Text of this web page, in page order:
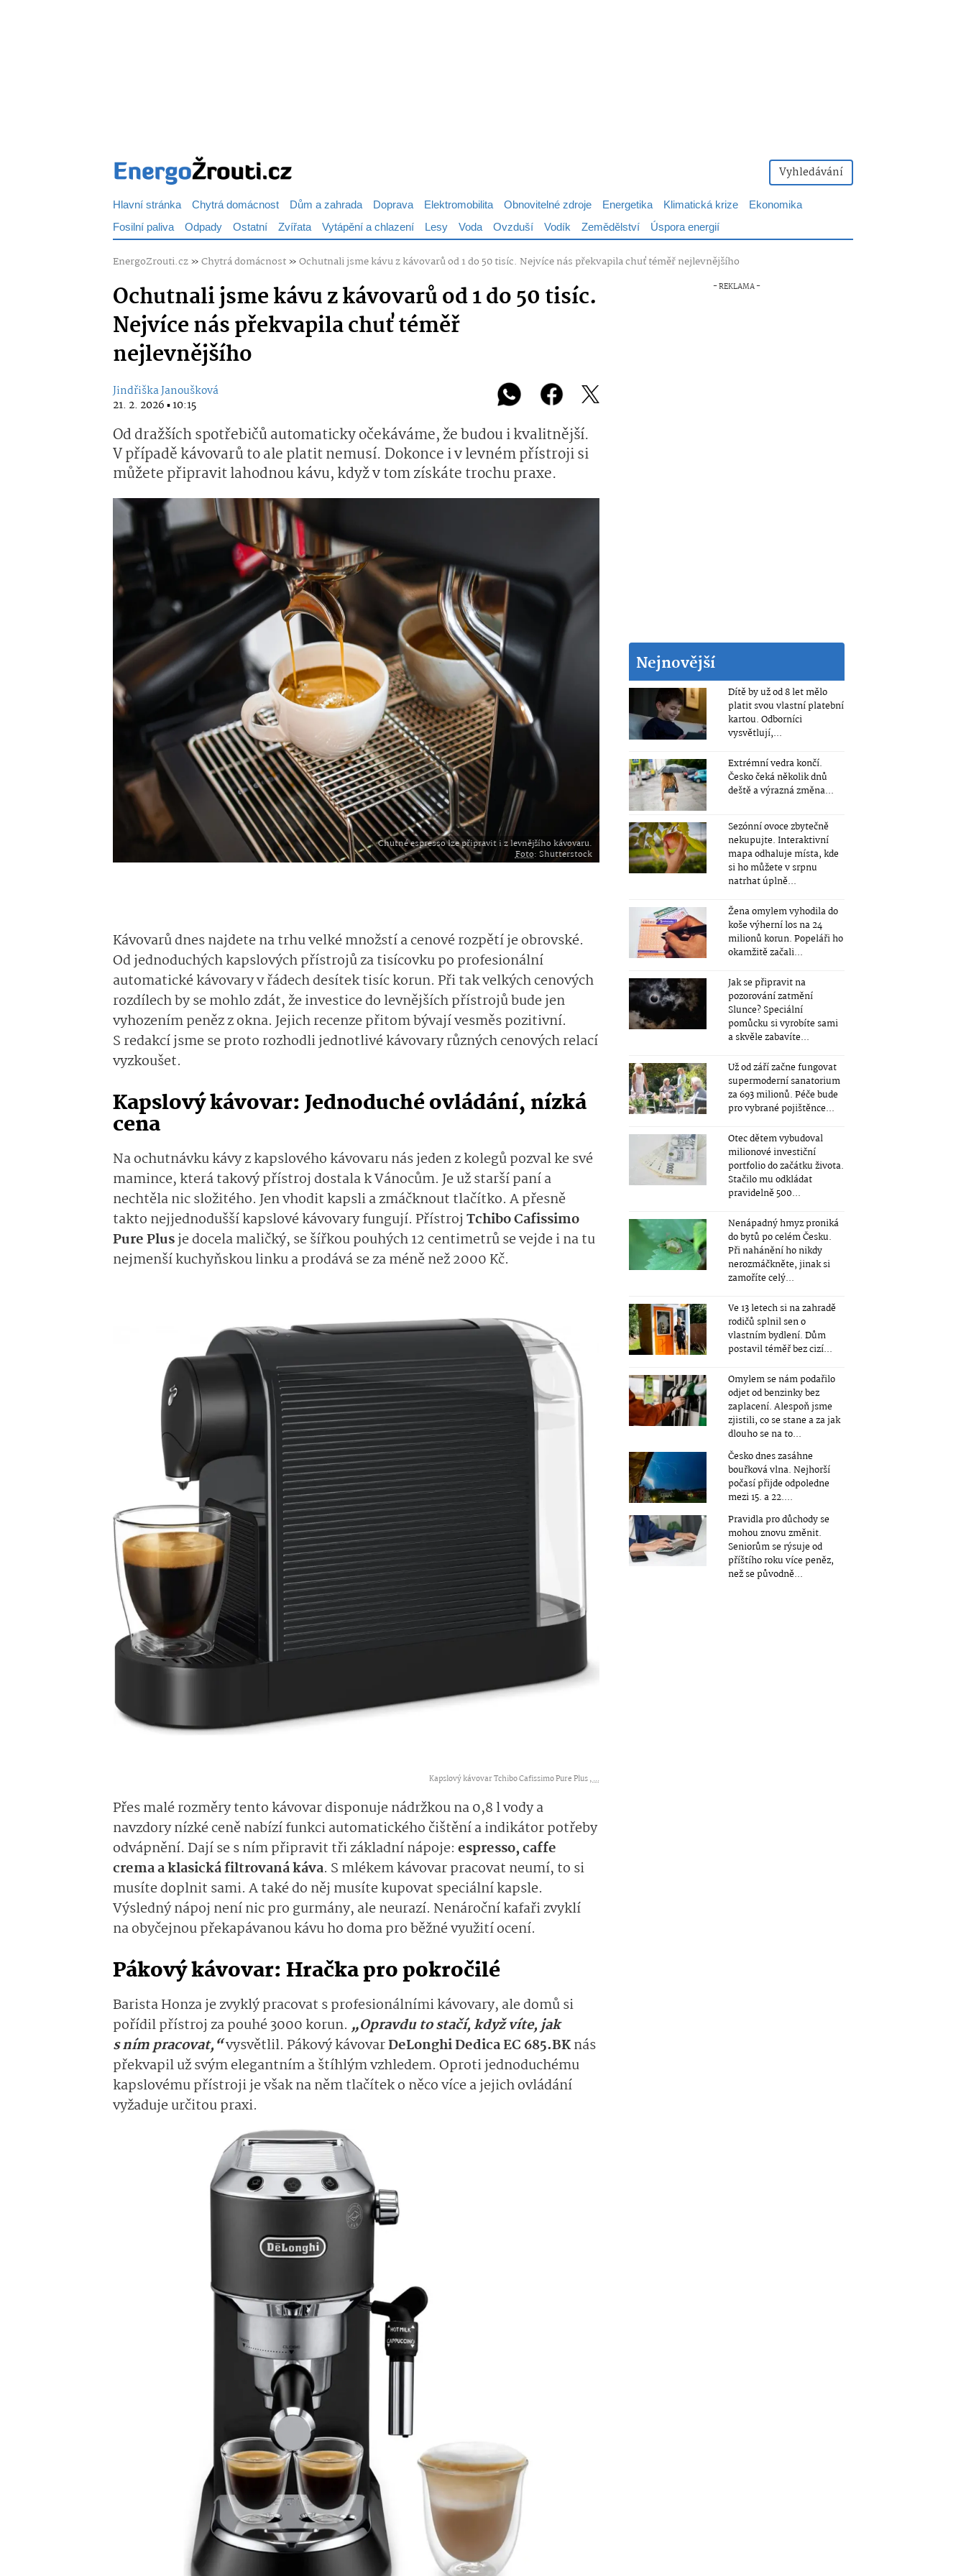
Vyhledávání
Hlavní stránka Chytrá domácnost Dům a zahrada Doprava Elektromobilita Obnovitelné zdroje Energetika Klimatická krize
Ekonomika
Fosilní paliva Odpady Ostatní Zvířata Vytápění a chlazení Lesy Voda Ovzduší Vodík Zemědělství Úspora energií
EnergoZrouti.cz»Chytrá domácnost»Ochutnali jsme kávu z kávovarů od 1 do 50 tisíc. Nejvíce nás překvapila chuť téměř nejlevnějšího
Ochutnali jsme kávu z kávovarů od 1 do 50 tisíc.
Nejvíce nás překvapila chuť téměř
nejlevnějšího
Jindřiška Janoušková
21. 2. 2026 ▪ 10:15
Od dražších spotřebičů automaticky očekáváme, že budou i kvalitnější.
V případě kávovarů to ale platit nemusí. Dokonce i v levném přístroji si
můžete připravit lahodnou kávu, když v tom získáte trochu praxe.
Chutné espresso lze připravit i z levnějšího kávovaru.
Foto: Shutterstock
Kávovarů dnes najdete na trhu velké množstí a cenové rozpětí je obrovské.
Od jednoduchých kapslových přístrojů za tisícovku po profesionální
automatické kávovary v řádech desítek tisíc korun. Při tak velkých cenových
rozdílech by se mohlo zdát, že investice do levnějších přístrojů bude jen
vyhozením peněz z okna. Jejich recenze přitom bývají vesměs pozitivní.
S redakcí jsme se proto rozhodli jednotlivé kávovary různých cenových relací
vyzkoušet.
Kapslový kávovar: Jednoduché ovládání, nízká
cena
Na ochutnávku kávy z kapslového kávovaru nás jeden z kolegů pozval ke své
mamince, která takový přístroj dostala k Vánocům. Je už starší paní a
nechtěla nic složitého. Jen vhodit kapsli a zmáčknout tlačítko. A přesně
takto nejjednodušší kapslové kávovary fungují. Přístroj Tchibo Cafissimo
Pure Plusje docela maličký, se šířkou pouhých 12 centimetrů se vejde i na tu
nejmenší kuchyňskou linku a prodává se za méně než 2000 Kč.
Kapslový kávovar Tchibo Cafissimo Pure Plus ,...
Přes malé rozměry tento kávovar disponuje nádržkou na 0,8 l vody a
navzdory nízké ceně nabízí funkci automatického čištění a indikátor potřeby
odvápnění. Dají se s ním připravit tři základní nápoje: espresso, caffe
crema a klasická filtrovaná káva. S mlékem kávovar pracovat neumí, to si
musíte doplnit sami. A také do něj musíte kupovat speciální kapsle.
Výsledný nápoj není nic pro gurmány, ale neurazí. Nenároční kafaři zvyklí
na obyčejnou překapávanou kávu ho doma pro běžné využití ocení.
Pákový kávovar: Hračka pro pokročilé
Barista Honza je zvyklý pracovat s profesionálními kávovary, ale domů si
pořídil přístroj za pouhé 3000 korun. „Opravdu to stačí, když víte, jak
s ním pracovat,“vysvětlil. Pákový kávovarDeLonghi Dedica EC 685.BKnás
překvapil už svým elegantním a štíhlým vzhledem. Oproti jednoduchému
kapslovému přístroji je však na něm tlačítek o něco více a jejich ovládání
vyžaduje určitou praxi.
Nejnovější
Dítě by už od 8 let mělo
platit svou vlastní platební
kartou. Odborníci
vysvětlují,...
Extrémní vedra končí.
Česko čeká několik dnů
deště a výrazná změna...
Sezónní ovoce zbytečně
nekupujte. Interaktivní
mapa odhaluje místa, kde
si ho můžete v srpnu
natrhat úplně...
Žena omylem vyhodila do
koše výherní los na 24
milionů korun. Popeláři ho
okamžitě začali...
Jak se připravit na
pozorování zatmění
Slunce? Speciální
pomůcku si vyrobíte sami
a skvěle zabavíte...
Už od září začne fungovat
supermoderní sanatorium
za 693 milionů. Péče bude
pro vybrané pojištěnce...
Otec dětem vybudoval
milionové investiční
portfolio do začátku života.
Stačilo mu odkládat
pravidelně 500...
Nenápadný hmyz proniká
do bytů po celém Česku.
Při nahánění ho nikdy
nerozmáčkněte, jinak si
zamoříte celý...
Ve 13 letech si na zahradě
rodičů splnil sen o
vlastním bydlení. Dům
postavil téměř bez cizí...
Omylem se nám podařilo
odjet od benzinky bez
zaplacení. Alespoň jsme
zjistili, co se stane a za jak
dlouho se na to...
Česko dnes zasáhne
bouřková vlna. Nejhorší
počasí přijde odpoledne
mezi 15. a 22....
Pravidla pro důchody se
mohou znovu změnit.
Seniorům se rýsuje od
příštího roku více peněz,
než se původně...